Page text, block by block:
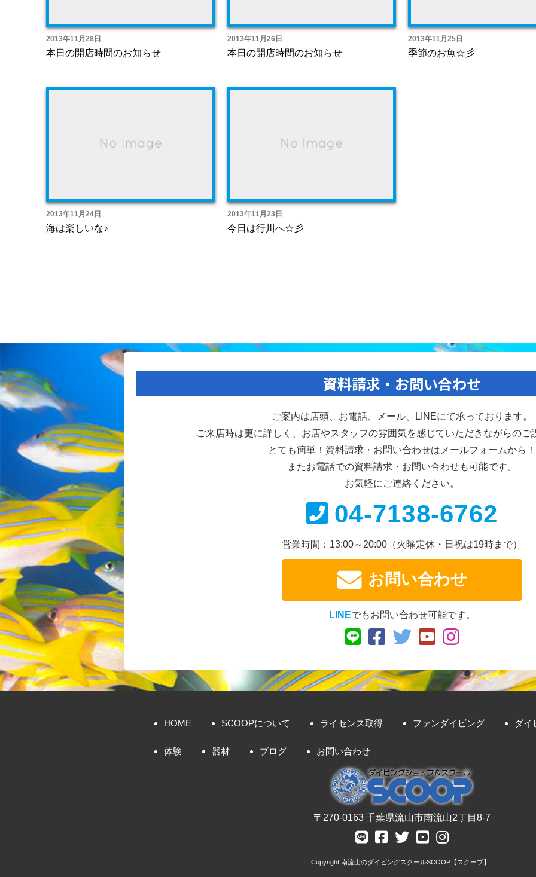
2013年11月28日
本日の開店時間のお知らせ
2013年11月26日
本日の開店時間のお知らせ
2013年11月25日
季節のお魚☆彡
2013年11月24日
海は楽しいな♪
2013年11月23日
今日は行川へ☆彡
資料請求・お問い合わせ
ご案内は店頭、お電話、メール、
LINEにて承っております。
ご来店時は更に詳しく、お店やスタッフの雰囲気を感じていただきながらのご
とても簡単！資料請求・お問い合わせは メールフォームから！
またお電話での資料請求・ お問い合わせも可能です。
お気軽にご連絡ください。
04-7138-6762
営業時間：13:00～20:00 （火曜定休・日祝は19時まで）
お問い合わせ
LINEでもお問い合わせ可能です。
HOME SCOOPについて ライセンス取得 ファンダイビング ダイ
体験 器材 ブログ お問い合わせ
〒270-0163 千葉県流山市南流山2丁目8-7
Copyright 南流山のダイビングスクールSCOOP【スクープ】